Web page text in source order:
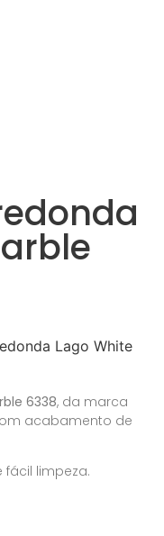
Lago White
6338, da marca
acabamento de
limpeza.